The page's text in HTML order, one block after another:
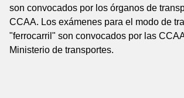
son convocados por los órganos de
CCAA. Los exámenes para el modo de
"ferrocarril" son convocados por las
Ministerio de transportes.